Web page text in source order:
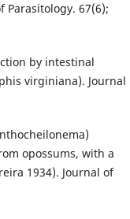
Parasitology. 67(6);
by intestinal
virginiana). Journal
opossums, with a
1934). Journal of